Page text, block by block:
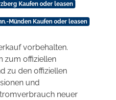
Kaufen oder leasen
Münden Kaufen oder leasen
vorbehalten.
zum offiziellen
zu den offiziellen
und
neuer